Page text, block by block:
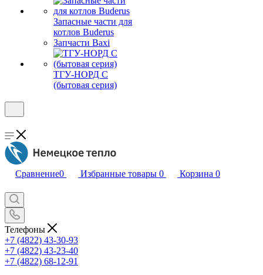
Запасные части для
котлов Buderus
Запчасти Baxi
ТГУ-НОРД С
(бытовая серия)
Сравнение0 Избранные товары 0 Корзина 0
Телефоны
+7 (4822) 43-30-93
+7 (4822) 43-23-40
+7 (4822) 68-12-91